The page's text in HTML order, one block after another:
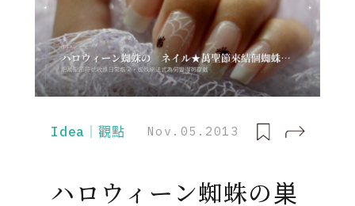
Idea｜觀點 Nov.05.2013
ハロウィーン蜘蛛の巣